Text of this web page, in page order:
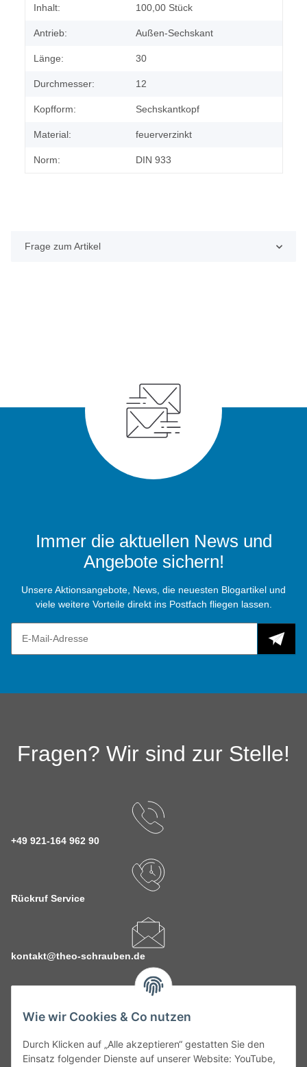
Wie wir Cookies & Co nutzen
Durch Klicken auf „Alle akzeptieren“ gestatten Sie den
Einsatz folgender Dienste auf unserer Website: YouTube,
Produkteigenschaft
Wert
Inhalt: 100,00 Stück
Antrieb: Außen-Sechskant
Länge: 30
Durchmesser: 12
Kopfform: Sechskantkopf
Material: feuerverzinkt
Norm: DIN 933
Frage zum Artikel
Immer die aktuellen News und
Angebote sichern!
Unsere Aktionsangebote, News, die neuesten Blogartikel und
viele weitere Vorteile direkt ins Postfach fliegen lassen.
Fragen? Wir sind zur Stelle!
+49 921-164 962 90
Rückruf Service
kontakt@theo-schrauben.de
Service